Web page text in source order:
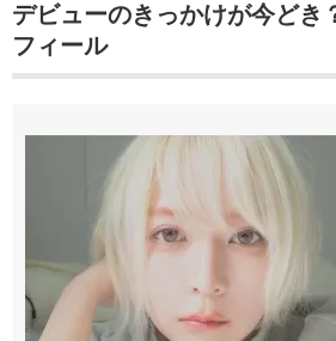
デビューのきっかけが今どき
フィール